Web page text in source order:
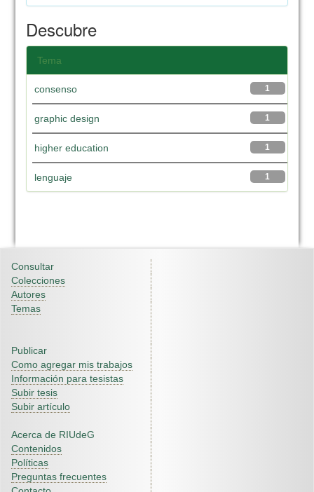
Descubre
Tema
1
consenso
1
graphic design
1
higher education
1
lenguaje
Consultar
Colecciones
Autores
Temas
Publicar
Como agregar mis trabajos
Información para tesistas
Subir tesis
Subir artículo
Acerca de RIUdeG
Contenidos
Políticas
Preguntas frecuentes